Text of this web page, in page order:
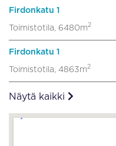
Firdonkatu 1
Toimistotila, 6480m2
Firdonkatu 1
Toimistotila, 4863m2
Näytä kaikki